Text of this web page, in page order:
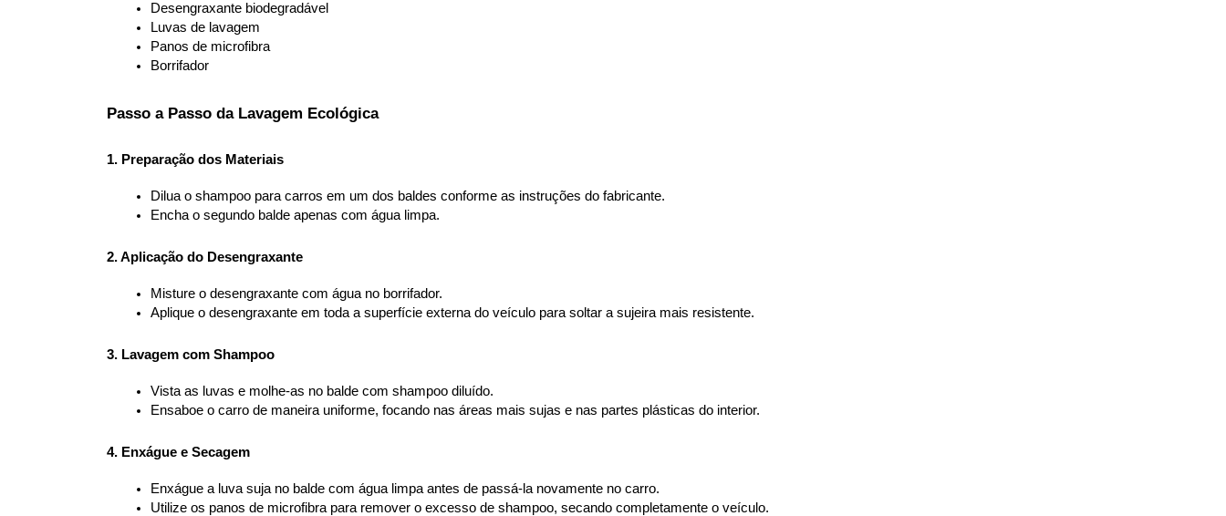
Desengraxante biodegradável
Luvas de lavagem
Panos de microfibra
Borrifador
Passo a Passo da Lavagem Ecológica
1. Preparação dos Materiais
Dilua o shampoo para carros em um dos baldes conforme as instruções do fabricante.
Encha o segundo balde apenas com água limpa.
2. Aplicação do Desengraxante
Misture o desengraxante com água no borrifador.
Aplique o desengraxante em toda a superfície externa do veículo para soltar a sujeira mais resistente.
3. Lavagem com Shampoo
Vista as luvas e molhe-as no balde com shampoo diluído.
Ensaboe o carro de maneira uniforme, focando nas áreas mais sujas e nas partes plásticas do interior.
4. Enxágue e Secagem
Enxágue a luva suja no balde com água limpa antes de passá-la novamente no carro.
Utilize os panos de microfibra para remover o excesso de shampoo, secando completamente o veículo.